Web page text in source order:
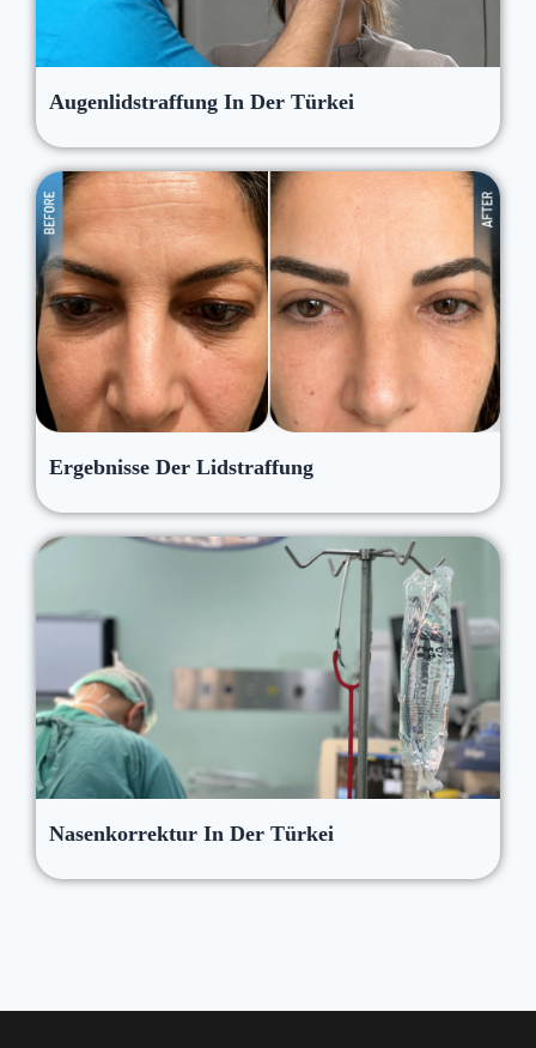
Augenlidstraffung In Der Türkei
Ergebnisse Der Lidstraffung
Nasenkorrektur In Der Türkei